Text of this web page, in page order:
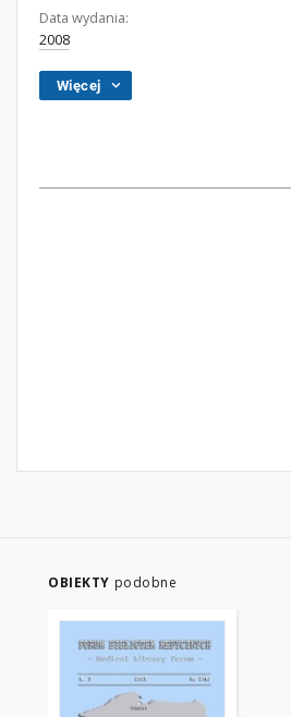
Data wydania:
2008
Więcej
OBIEKTY podobne